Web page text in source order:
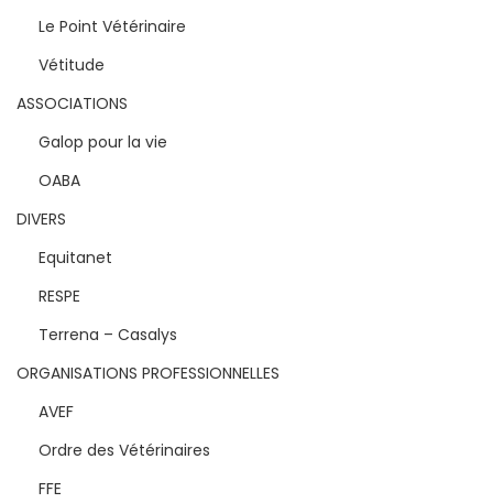
Le Point Vétérinaire
Vétitude
ASSOCIATIONS
Galop pour la vie
OABA
DIVERS
Equitanet
RESPE
Terrena – Casalys
ORGANISATIONS PROFESSIONNELLES
AVEF
Ordre des Vétérinaires
FFE